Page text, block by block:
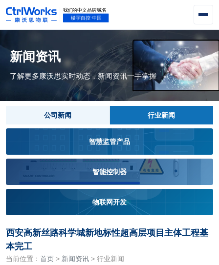
新闻资讯
了解更多康沃思实时动态，新闻资讯一手掌握
公司新闻 行业新闻
智慧监管产品
智能控制器
物联网开发
西安高新丝路科学城新地标性超高层项目主体工程基
本完工
当前位置： 首页 > 新闻资讯 > 行业新闻